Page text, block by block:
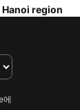
한국 호텔
크로아티아
Hanoi region
에